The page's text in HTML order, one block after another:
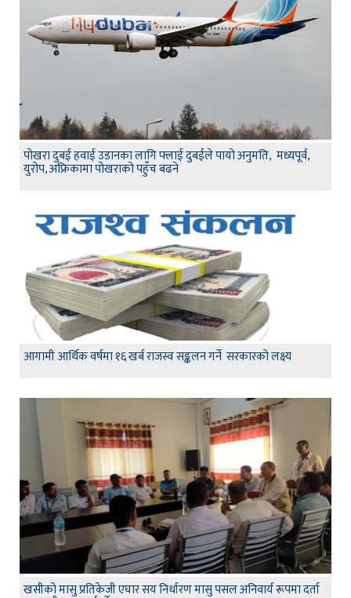
पोखरा दुबई हवाई उडानका लागि फ्लाई दुबईले पायो अनुमति, मध्यपूर्व,
युरोप, अफ्रिकामा पोखराको पहुँच बढने
आगामी आर्थिक वर्षमा १६ खर्ब राजस्व सङ्कलन गर्ने सरकारको लक्ष्य
खसीको मासु प्रतिकेजी एघार सय निर्धारण मासु पसल अनिवार्य रूपमा दर्ता